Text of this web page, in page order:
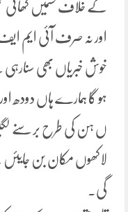
کے خلاف قسمیں
اور نہ صرف آئی ایم ایف
خوش خبریاں بھی
ہو گا ہمارے ہاں دودھ
ں ہن کی طرح بر سنے
لاکھوں مکان بن
گی۔